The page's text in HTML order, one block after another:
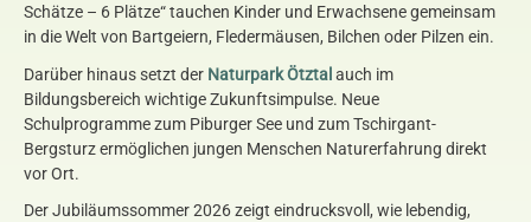
Schätze – 6 Plätze“ tauchen Kinder und Erwachsene gemeinsam
in die Welt von Bartgeiern, Fledermäusen, Bilchen oder Pilzen ein.
Darüber hinaus setzt der Naturpark Ötztal auch im
Bildungsbereich wichtige Zukunftsimpulse. Neue
Schulprogramme zum Piburger See und zum Tschirgant-
Bergsturz ermöglichen jungen Menschen Naturerfahrung direkt
vor Ort.
Der Jubiläumssommer 2026 zeigt eindrucksvoll, wie lebendig,